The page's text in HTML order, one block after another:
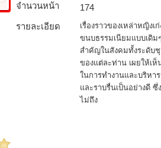
จำนวนหน้า
174
รายละเอียด
เรื่องราวของเหล่าหญิง
ขนบธรรมเนียมแบบเดิ
สำคัญในสังคมทั้งระดับ
ของแต่ละท่าน เผยให้เ
ในการทำงานและบริหา
และราบรื่นเป็นอย่างดี
ไม่ถึง